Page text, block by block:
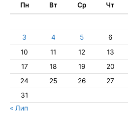
Пн Вт Ср Чт
3
4 5 6
10
11 12 13
17
18 19 20
24
25 26 27
31
« Лип